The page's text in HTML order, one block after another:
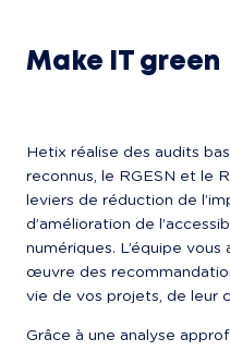
Make IT green
Hetix réalise des audits
reconnus, le RGESN et le
leviers de réduction de
d’amélioration de
numériques. L’équipe
œuvre des
vie de vos projets, de leur
Grâce à une analyse